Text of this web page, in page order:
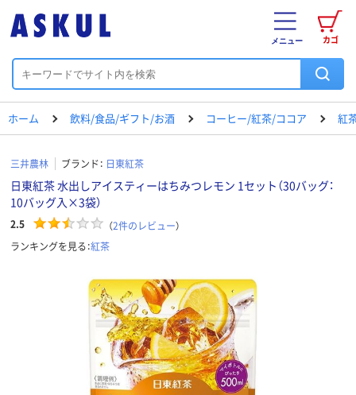
カゴ
メニュー
ホーム 飲料/食品/ギフト/お酒 コーヒー/紅茶/ココア 紅
三井農林 ブランド： 日東紅茶
日東紅茶 水出しアイスティーはちみつレモン 1セット（30バッグ：
10バッグ入×3袋）
2.5 （2件のレビュー）
ランキングを見る：紅茶